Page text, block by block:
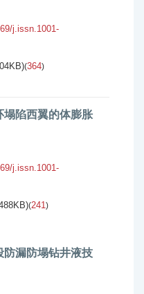
j.issn.1001-
(364)
塌陷西翼的体膨胀
j.issn.1001-
(241)
防漏防塌钻井液技